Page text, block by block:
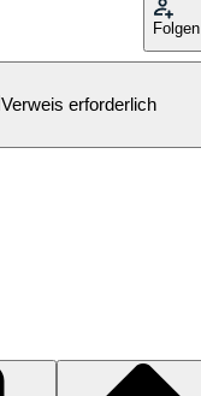
Folgen
Verweis erforderlich